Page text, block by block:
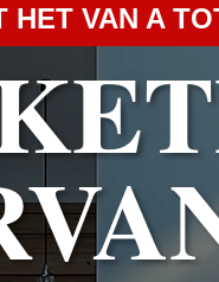
HET VAN A